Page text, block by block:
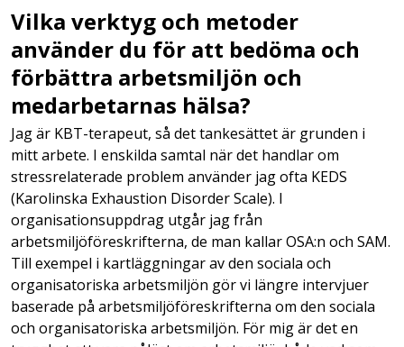
Vilka verktyg och metoder
använder du för att bedöma och
förbättra arbetsmiljön och
medarbetarnas hälsa?
Jag är KBT-terapeut, så det tankesättet är grunden i
mitt arbete. I enskilda samtal när det handlar om
stressrelaterade problem använder jag ofta KEDS
(Karolinska Exhaustion Disorder Scale). I
organisationsuppdrag utgår jag från
arbetsmiljöföreskrifterna, de man kallar OSA:n och SAM.
Till exempel i kartläggningar av den sociala och
organisatoriska arbetsmiljön gör vi längre intervjuer
baserade på arbetsmiljöföreskrifterna om den sociala
och organisatoriska arbetsmiljön. För mig är det en